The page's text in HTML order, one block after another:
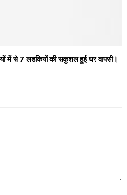
में से 7 लडकियों की सकुशल हुई घर वापसी।